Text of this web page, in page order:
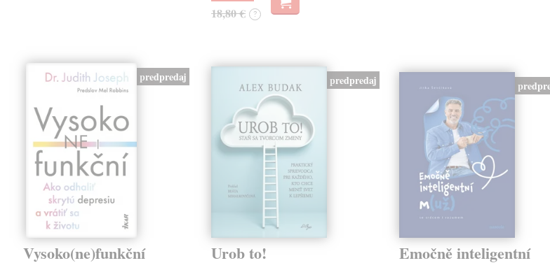
18,80 € ?
predpredaj
Vysoko(ne)funkční
predpredaj
Urob to! Emočně inteligentní